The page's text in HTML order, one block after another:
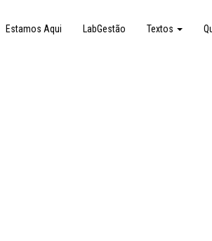
Estamos Aqui LabGestão Textos